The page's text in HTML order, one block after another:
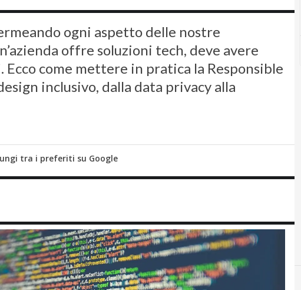
ogni aspetto delle nostre
offre soluzioni tech, deve avere
come mettere in pratica la Responsible
inclusivo, dalla data privacy alla
tra i preferiti su Google